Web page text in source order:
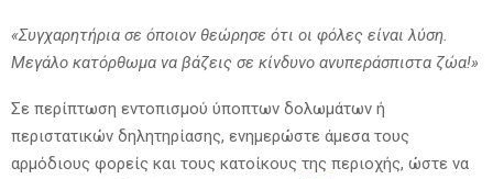
«Συγχαρητήρια σε όποιον θεώρησε ότι οι φόλες είναι λύση.
Μεγάλο κατόρθωμα να βάζεις σε κίνδυνο ανυπεράσπιστα ζώα!»
Σε περίπτωση εντοπισμού ύποπτων δολωμάτων ή
περιστατικών δηλητηρίασης, ενημερώστε άμεσα τους
αρμόδιους φορείς και τους κατοίκους της περιοχής, ώστε να